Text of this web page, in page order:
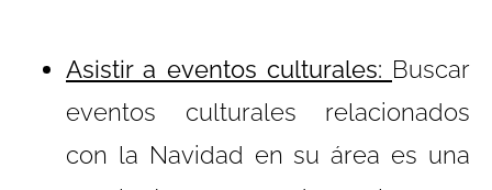
Asistir a eventos culturales: Buscar
eventos culturales relacionados
con la Navidad en su área es una